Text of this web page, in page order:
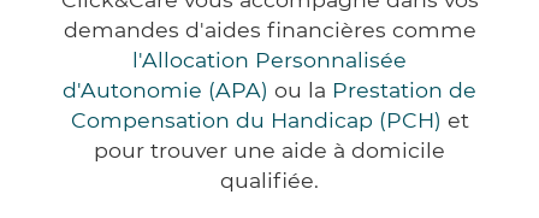
demandes d'aides financières comme
l'Allocation Personnalisée
d'Autonomie (APA) ou la Prestation de
Compensation du Handicap (PCH) et
pour trouver une aide à domicile
qualifiée.